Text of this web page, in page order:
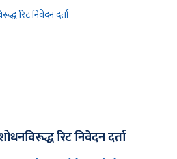
रिट निवेदन दर्ता